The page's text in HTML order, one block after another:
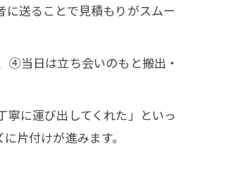
送ることで見積もりがスムー
当日は立ち会いのもと搬出・
に運び出してくれた」といっ
片付けが進みます。